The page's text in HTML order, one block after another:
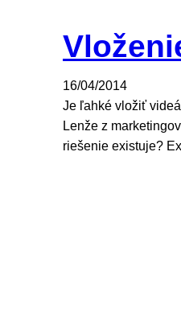
16/04/2014
Je ľahké vložiť
Lenže z
riešenie existuje?